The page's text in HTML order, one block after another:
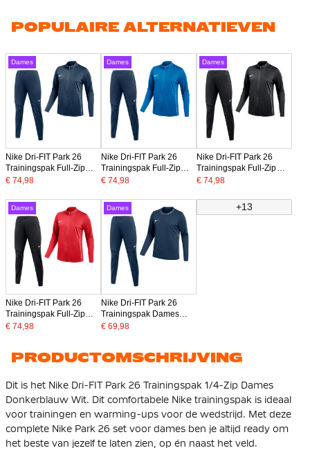
POPULAIRE ALTERNATIEVEN
Dames
Nike Dri-FIT Park 26
Trainingspak Full-Zip
Dames Donkerblauw Wit
€ 74,98
Dames
Nike Dri-FIT Park 26
Trainingspak Full-Zip
Dames Blauw
€ 74,98
Dames
Nike Dri-FIT Park 26
Trainingspak Full-Zip
Dames Zwart Wit
€ 74,98
Dames
Nike Dri-FIT Park 26
Trainingspak Full-Zip
Dames Rood Zwart
€ 74,98
Dames
Nike Dri-FIT Park 26
Trainingspak Dames
Donkerblauw Wit
€ 69,98
+13
PRODUCTOMSCHRIJVING
Dit is het Nike Dri-FIT Park 26 Trainingspak 1/4-Zip Dames
Donkerblauw Wit. Dit comfortabele Nike trainingspak is ideaal
voor trainingen en warming-ups voor de wedstrijd. Met deze
complete Nike Park 26 set voor dames ben je altijd ready om
het beste van jezelf te laten zien, op én naast het veld.